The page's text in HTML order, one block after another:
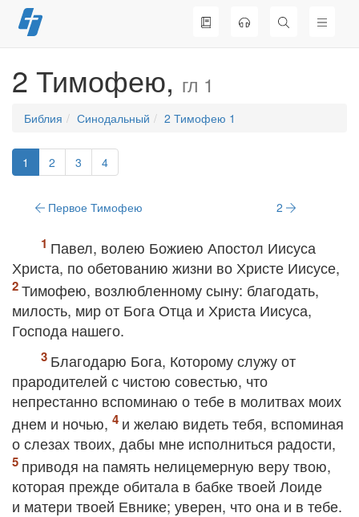
Перейти
к
2 Тимофею, гл 1
Библия Синодальный 2 Тимофею 1
1 2 3 4
Первое Тимофею 2
Павел, волею Божиею Апостол Иисуса
Христа, по обетованию жизни во Христе Иисусе,
Тимофею, возлюбленному сыну: благодать,
милость, мир от Бога Отца и Христа Иисуса,
Господа нашего.
Благодарю Бога, Которому служу от
прародителей с чистою совестью, что
непрестанно вспоминаю о тебе в молитвах моих
днем и ночью,
и желаю видеть тебя, вспоминая
о слезах твоих, дабы мне исполниться радости,
приводя на память нелицемерную веру твою,
которая прежде обитала в бабке твоей Лоиде
и матери твоей Евнике; уверен, что она и в тебе.